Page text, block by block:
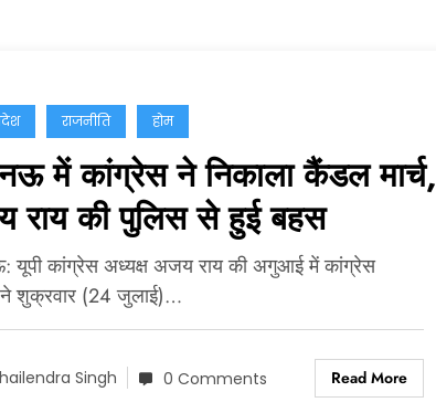
राजनीति होम
में कांग्रेस ने निकाला कैंडल मार्च,
राय की पुलिस से हुई बहस
कांग्रेस अध्यक्ष अजय राय की अगुआई में कांग्रेस
शुक्रवार (24 जुलाई)…
Singh 0 Comments Read More